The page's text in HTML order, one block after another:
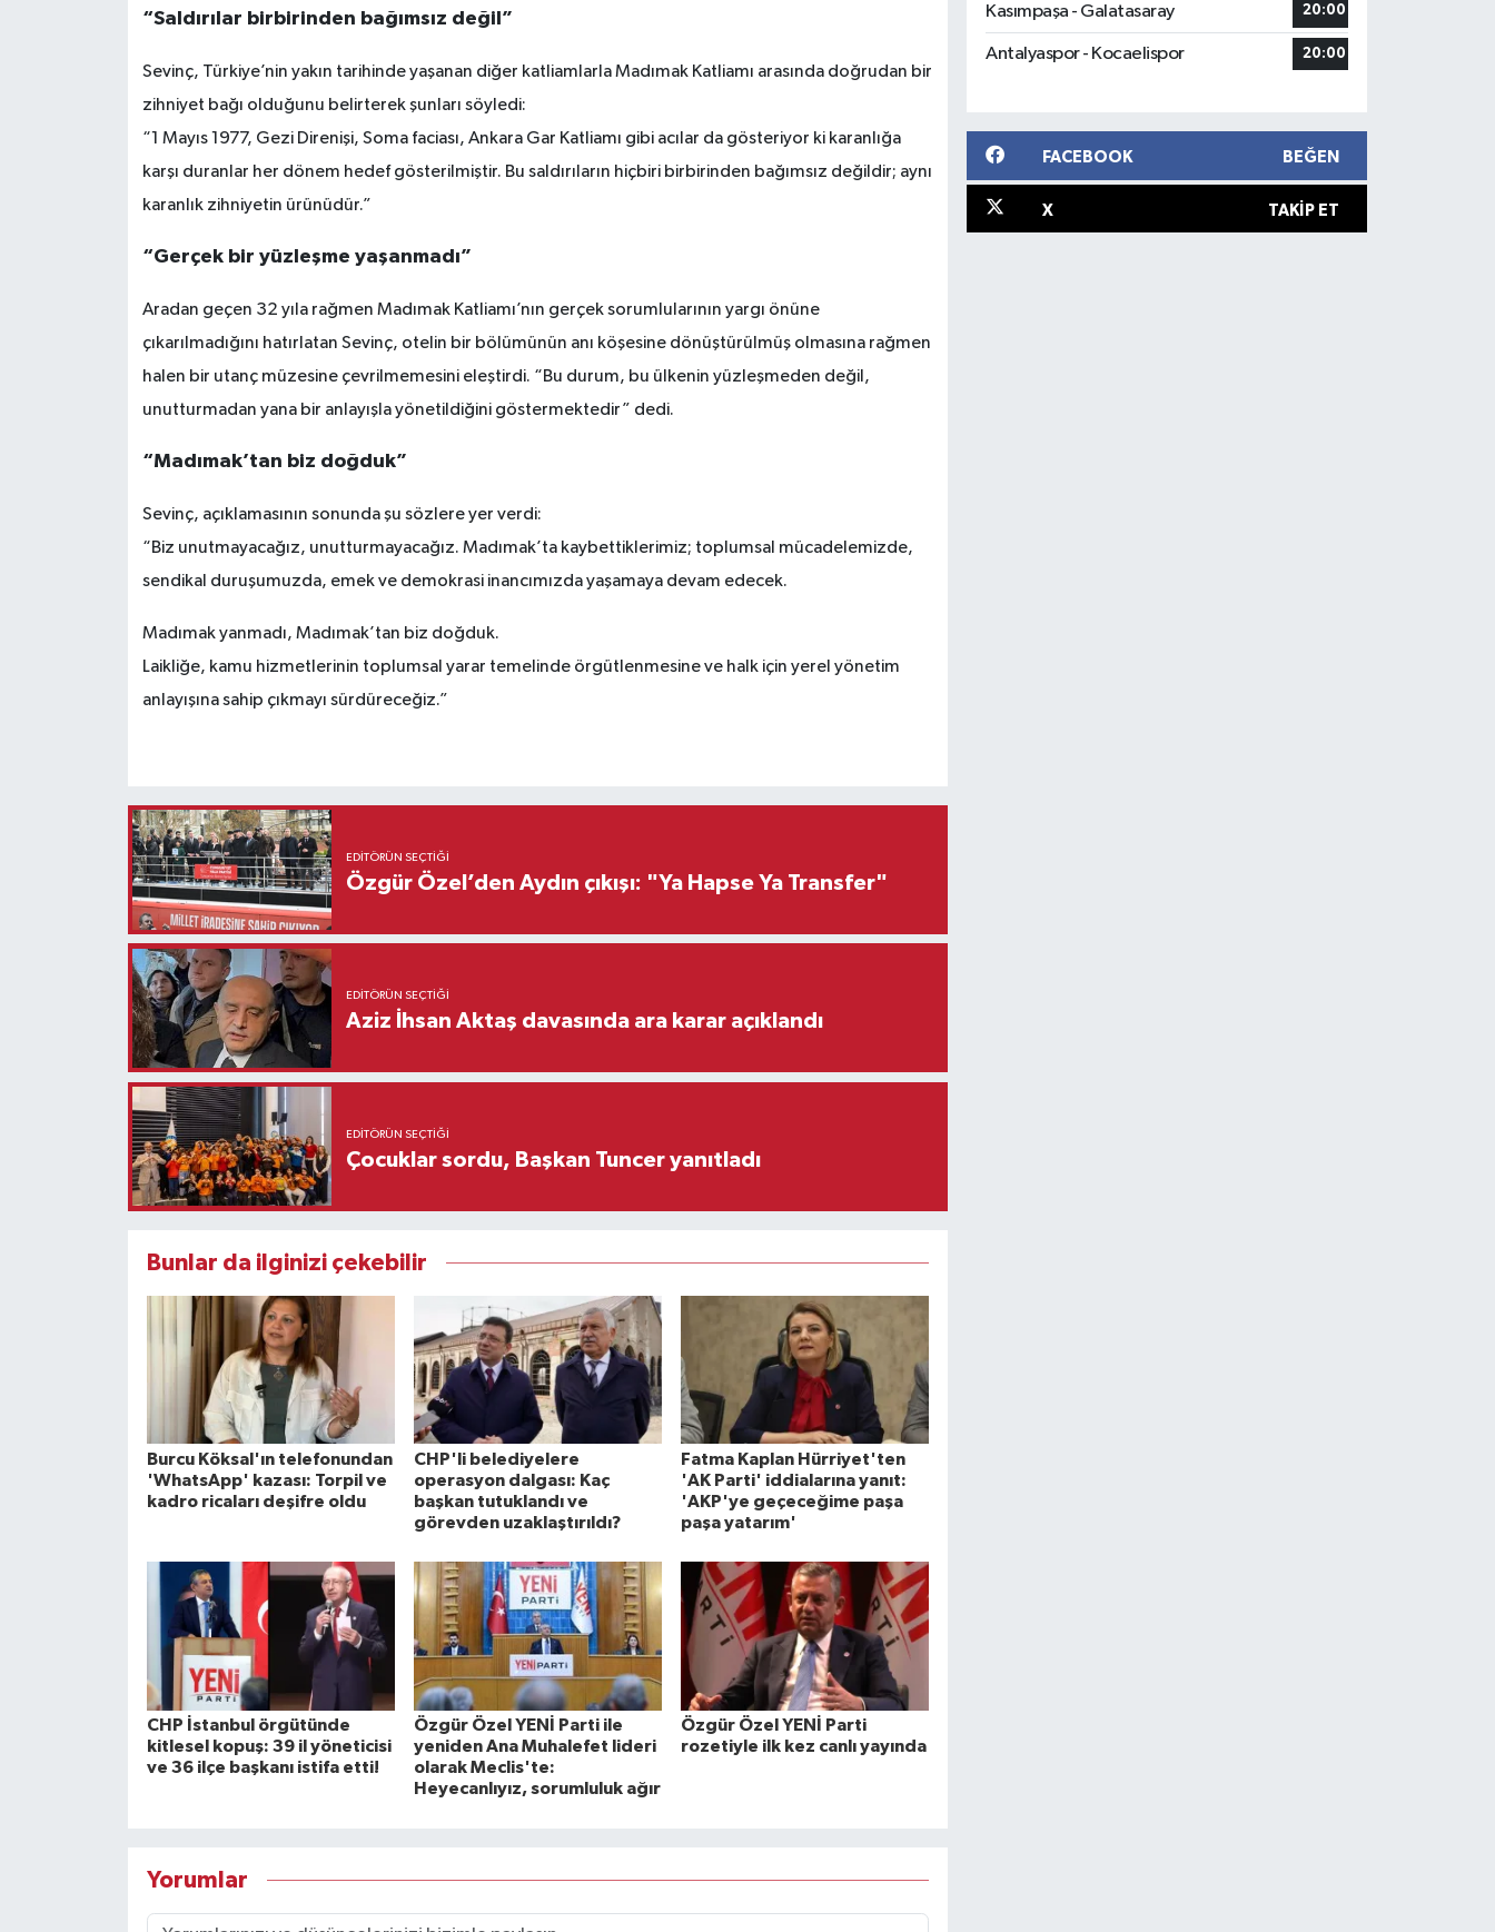
“Saldırılar birbirinden bağımsız değil”
Sevinç, Türkiye’nin yakın tarihinde yaşanan diğer katliamlarla Madımak Katliamı arasında doğrudan bir
zihniyet bağı olduğunu belirterek şunları söyledi:
“1 Mayıs 1977, Gezi Direnişi, Soma faciası, Ankara Gar Katliamı gibi acılar da gösteriyor ki karanlığa
karşı duranlar her dönem hedef gösterilmiştir. Bu saldırıların hiçbiri birbirinden bağımsız değildir; aynı
karanlık zihniyetin ürünüdür.”
“Gerçek bir yüzleşme yaşanmadı”
Aradan geçen 32 yıla rağmen Madımak Katliamı’nın gerçek sorumlularının yargı önüne
çıkarılmadığını hatırlatan Sevinç, otelin bir bölümünün anı köşesine dönüştürülmüş olmasına rağmen
halen bir utanç müzesine çevrilmemesini eleştirdi. “Bu durum, bu ülkenin yüzleşmeden değil,
unutturmadan yana bir anlayışla yönetildiğini göstermektedir” dedi.
“Madımak’tan biz doğduk”
Sevinç, açıklamasının sonunda şu sözlere yer verdi:
“Biz unutmayacağız, unutturmayacağız. Madımak’ta kaybettiklerimiz; toplumsal mücadelemizde,
sendikal duruşumuzda, emek ve demokrasi inancımızda yaşamaya devam edecek.
Madımak yanmadı, Madımak’tan biz doğduk.
Laikliğe, kamu hizmetlerinin toplumsal yarar temelinde örgütlenmesine ve halk için yerel yönetim
anlayışına sahip çıkmayı sürdüreceğiz.”
EDITÖRÜN SEÇTIĞI
Özgür Özel’den Aydın çıkışı: "Ya Hapse Ya Transfer"
EDITÖRÜN SEÇTIĞI
Aziz İhsan Aktaş davasında ara karar açıklandı
EDITÖRÜN SEÇTIĞI
Çocuklar sordu, Başkan Tuncer yanıtladı
Bunlar da ilginizi çekebilir
Burcu Köksal'ın telefonundan
'WhatsApp' kazası: Torpil ve
kadro ricaları deşifre oldu
CHP'li belediyelere
operasyon dalgası: Kaç
başkan tutuklandı ve
görevden uzaklaştırıldı?
Fatma Kaplan Hürriyet'ten
'AK Parti' iddialarına yanıt:
'AKP'ye geçeceğime paşa
paşa yatarım'
CHP İstanbul örgütünde
kitlesel kopuş: 39 il yöneticisi
ve 36 ilçe başkanı istifa etti!
Özgür Özel YENİ Parti ile
yeniden Ana Muhalefet lideri
olarak Meclis'te:
Heyecanlıyız, sorumluluk ağır
Özgür Özel YENİ Parti
rozetiyle ilk kez canlı yayında
Yorumlar
Kasımpaşa - Galatasaray 20:00
Antalyaspor - Kocaelispor 20:00
FACEBOOK BEĞEN
X TAKIP ET